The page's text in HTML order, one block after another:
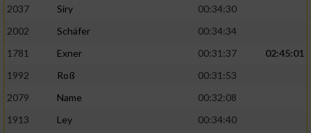
2037
Siry
00:34:30
2002
Schäfer
00:34:34
1781
Exner 00:31:37
02:45:01
1992
Roß
00:31:53
2079
Name
00:32:08
1913
Ley
00:34:40